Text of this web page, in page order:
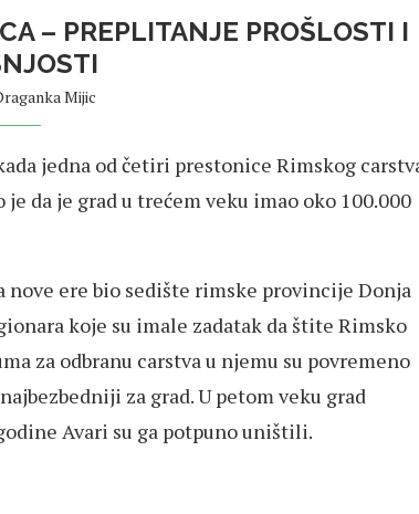
– PREPLITANJE PROŠLOSTI I
Mijic
jedna od četiri prestonice Rimskog
da je grad u trećem veku imao oko 100.000
ere bio sedište rimske provincije Donja
koje su imale zadatak da štite Rimsko
za odbranu carstva u njemu su povremeno
za grad. U petom veku grad
Avari su ga potpuno uništili.